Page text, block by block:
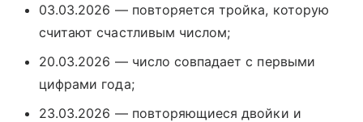
03.03.2026 — повторяется тройка, которую
считают счастливым числом;
20.03.2026 — число совпадает с первыми
цифрами года;
23.03.2026 — повторяющиеся двойки и